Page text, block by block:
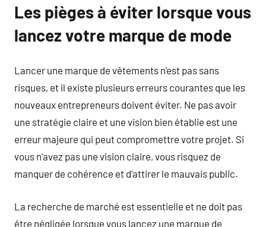
Les pièges à éviter lorsque vous
lancez votre marque de mode
Lancer une marque de vêtements n’est pas sans
risques, et il existe plusieurs erreurs courantes que les
nouveaux entrepreneurs doivent éviter. Ne pas avoir
une stratégie claire et une vision bien établie est une
erreur majeure qui peut compromettre votre projet. Si
vous n’avez pas une vision claire, vous risquez de
manquer de cohérence et d’attirer le mauvais public.
La recherche de marché est essentielle et ne doit pas
être négligée lorsque vous lancez une marque de